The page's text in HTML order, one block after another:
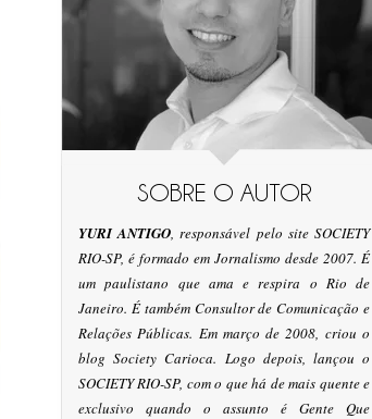
SOBRE O AUTOR
YURI ANTIGO, responsável pelo site SOCIETY
RIO-SP, é formado em Jornalismo desde 2007. É
um paulistano que ama e respira o Rio de
Janeiro. É também Consultor de Comunicação e
Relações Públicas. Em março de 2008, criou o
blog Society Carioca. Logo depois, lançou o
SOCIETY RIO-SP, com o que há de mais quente e
exclusivo quando o assunto é Gente Que